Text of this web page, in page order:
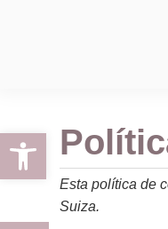
Abrir barra de
Esta política de
Suiza.